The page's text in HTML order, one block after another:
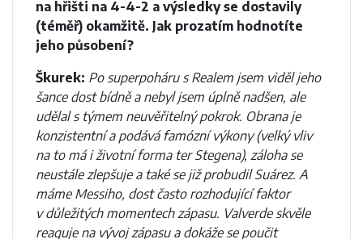
na hřišti na 4-4-2 a výsledky se dostavily
(téměř) okamžitě. Jak prozatím hodnotíte
jeho působení?
Škurek: Po superpoháru s Realem jsem viděl jeho
šance dost bídně a nebyl jsem úplně nadšen, ale
udělal s týmem neuvěřitelný pokrok. Obrana je
konzistentní a podává famózní výkony (velký vliv
na to má i životní forma ter Stegena), záloha se
neustále zlepšuje a také se již probudil Suárez. A
máme Messiho, dost často rozhodující faktor
v důležitých momentech zápasu. Valverde skvěle
reaguje na vývoj zápasu a dokáže se poučit